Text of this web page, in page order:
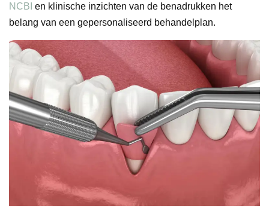
NCBI en klinische inzichten van de benadrukken het
belang van een gepersonaliseerd behandelplan.